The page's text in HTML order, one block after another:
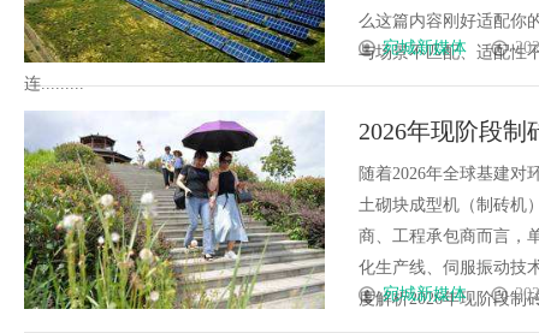
么这篇内容刚好适配你
与场景不匹配、适配性
连.........
宛城新媒体
2026年现阶段
资回报率的终极
随着2026年全球基建对
土砌块成型机（制砖机
商、工程承包商而言，
化生产线、伺服振动技
度解析2026年现阶段制
宛城新媒体
视：创新与品质并存 贝净 AC 国际医疗实验室，标准
发体系全解析